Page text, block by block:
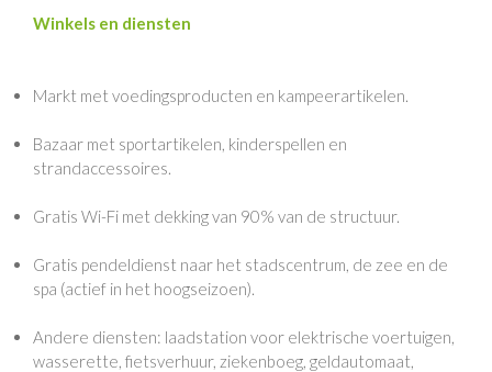
Winkels en diensten
Markt met voedingsproducten en kampeerartikelen.
Bazaar met sportartikelen, kinderspellen en
strandaccessoires.
Gratis Wi-Fi met dekking van 90% van de structuur.
Gratis pendeldienst naar het stadscentrum, de zee en de
spa (actief in het hoogseizoen).
Andere diensten: laadstation voor elektrische voertuigen,
wasserette, fietsverhuur, ziekenboeg, geldautomaat,